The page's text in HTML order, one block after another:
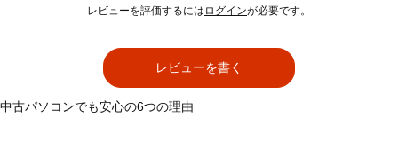
レビューを評価するには ログインが必要です。
レビューを書く
中古パソコンでも安心の6つの理由